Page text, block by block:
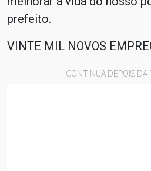
prefeito.
VINTE MIL NOVOS
CONTINUA DEPOIS DA